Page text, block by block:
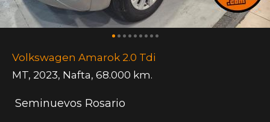
Volkswagen Amarok 2.0 Tdi
MT, 2023, Nafta, 68.000 km.
Seminuevos Rosario